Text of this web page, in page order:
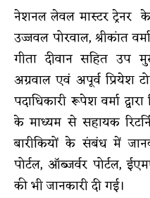
नेशनल लेवल मास्टर ट्रेनर
उज्जवल पोरवाल, श्रीकांत
गीता दीवान सहित उप
अग्रवाल एवं अपूर्व प्रियेश
पदाधिकारी रूपेश वर्मा
के माध्यम से सहायक
बारीकियों के संबंध में
पोर्टल, ऑब्जर्वर पोर्टल,
की भी जानकारी दी गई।